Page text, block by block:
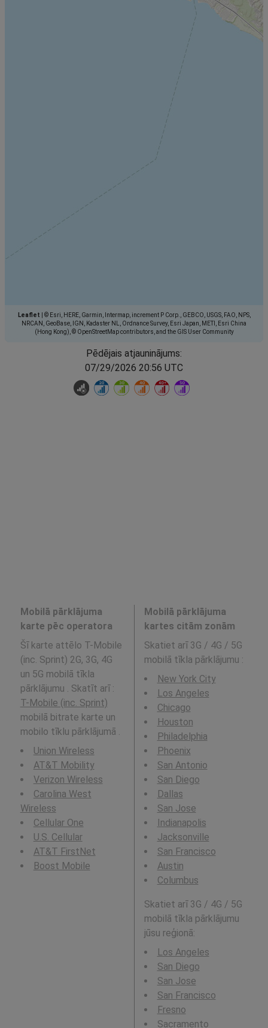
Leaflet
© Esri, HERE, Garmin, Intermap, increment P Corp., GEBCO, USGS, FAO, NPS,
NRCAN, GeoBase, IGN, Kadaster NL, Ordnance Survey, Esri Japan, METI, Esri China
(Hong Kong), © OpenStreetMap contributors, and the GIS User Community
Pēdējais atjauninājums:
07/29/2026 20:56 UTC
Mobilā pārklājuma
karte pēc operatora
Šī karte attēlo T-Mobile
(inc. Sprint) 2G, 3G, 4G
un 5G mobilā tīkla
pārklājumu . Skatīt arī :
T-Mobile (inc. Sprint)
mobilā bitrate karte un
mobilo tīklu pārklājumā .
Union Wireless
AT&T Mobility
Verizon Wireless
Carolina West
Wireless
Cellular One
U.S. Cellular
AT&T FirstNet
Boost Mobile
Mobilā pārklājuma
kartes citām zonām
Skatiet arī 3G / 4G / 5G
mobilā tīkla pārklājumu :
New York City
Los Angeles
Chicago
Houston
Philadelphia
Phoenix
San Antonio
San Diego
Dallas
San Jose
Indianapolis
Jacksonville
San Francisco
Austin
Columbus
Skatiet arī 3G / 4G / 5G
mobilā tīkla pārklājumu
jūsu reģionā:
Los Angeles
San Diego
San Jose
San Francisco
Fresno
Sacramento